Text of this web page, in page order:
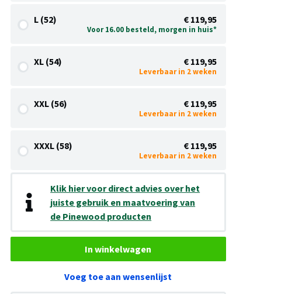
L (52) € 119,95
Voor 16.00 besteld, morgen in huis*
XL (54) € 119,95
Leverbaar in 2 weken
XXL (56) € 119,95
Leverbaar in 2 weken
XXXL (58) € 119,95
Leverbaar in 2 weken
Klik hier voor direct advies over het
juiste gebruik en maatvoering van
de Pinewood producten
In winkelwagen
Voeg toe aan wensenlijst